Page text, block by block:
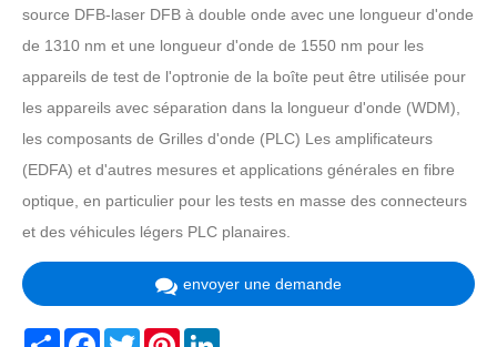
source DFB-laser DFB à double onde avec une longueur d'onde
de 1310 nm et une longueur d'onde de 1550 nm pour les
appareils de test de l'optronie de la boîte peut être utilisée pour
les appareils avec séparation dans la longueur d'onde (WDM),
les composants de Grilles d'onde (PLC) Les amplificateurs
(EDFA) et d'autres mesures et applications générales en fibre
optique, en particulier pour les tests en masse des connecteurs
et des véhicules légers PLC planaires.
envoyer une demande
Share Facebook
TwitterPinterest